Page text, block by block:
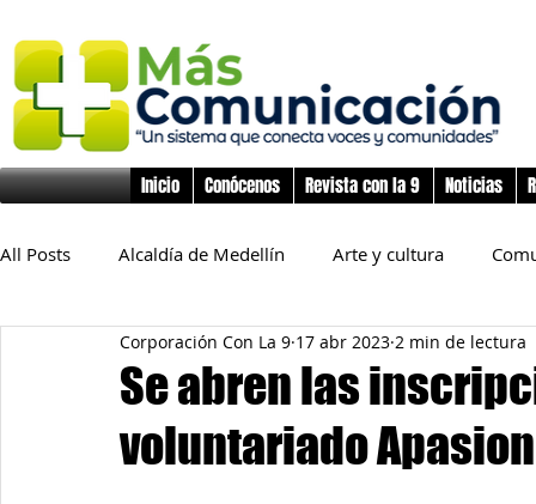
Inicio Conócenos Revista con la 9 Noticias
All Posts Alcaldía de Medellín Arte y cultura
Educación Derechos Humanos Deporte
Inclusión Social Infancia y preadolescencia
Se abren las
voluntariado
Corporación Con La 9 17 abr 2023 2 min de lectura